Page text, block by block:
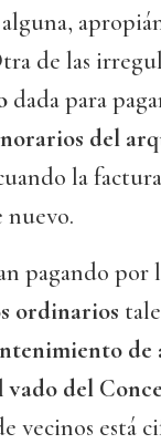
de las
dada para
del
la
nuevo.
pagando por
ordinarios
de
vado del
vecinos está